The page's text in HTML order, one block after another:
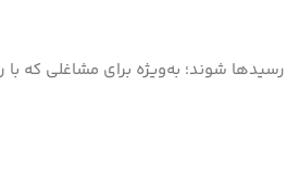
شوند؛ به‌ویژه برای مشاغلی که